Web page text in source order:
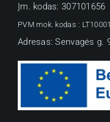
Įm. kodas: 307101656
PVM mok. kodas :
Adresas: Senvagės g.